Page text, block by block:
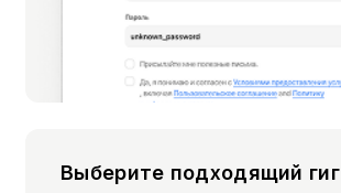
Выберите подходящий гиг